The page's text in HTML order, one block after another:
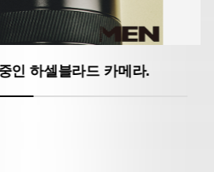
인 하셀블라드 카메라.